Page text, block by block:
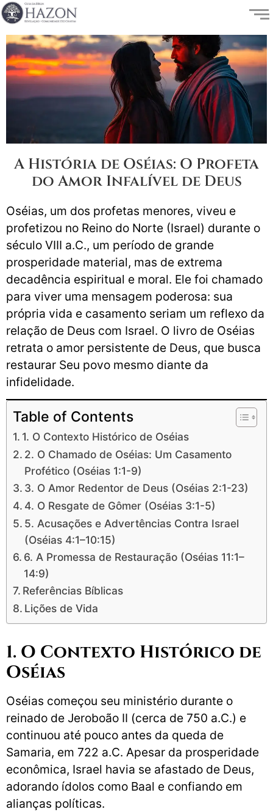
A História de Oséias: O Profeta
do Amor Infalível de Deus
Oséias, um dos profetas menores, viveu e
profetizou no Reino do Norte (Israel) durante o
século VIII a.C., um período de grande
prosperidade material, mas de extrema
decadência espiritual e moral. Ele foi chamado
para viver uma mensagem poderosa: sua
própria vida e casamento seriam um reflexo da
relação de Deus com Israel. O livro de Oséias
retrata o amor persistente de Deus, que busca
restaurar Seu povo mesmo diante da
infidelidade.
Table of Contents
1. O Contexto Histórico de Oséias
2. O Chamado de Oséias: Um Casamento
Profético (Oséias 1:1-9)
3. O Amor Redentor de Deus (Oséias 2:1-23)
4. O Resgate de Gômer (Oséias 3:1-5)
5. Acusações e Advertências Contra Israel
(Oséias 4:1–10:15)
6. A Promessa de Restauração (Oséias 11:1–
14:9)
Referências Bíblicas
Lições de Vida
1. O Contexto Histórico de
Oséias
Oséias começou seu ministério durante o
reinado de Jeroboão II (cerca de 750 a.C.) e
continuou até pouco antes da queda de
Samaria, em 722 a.C. Apesar da prosperidade
econômica, Israel havia se afastado de Deus,
adorando ídolos como Baal e confiando em
alianças políticas.